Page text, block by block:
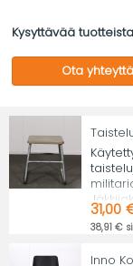
Kysyttävää
Ota
31,00
38,91 €
Inno